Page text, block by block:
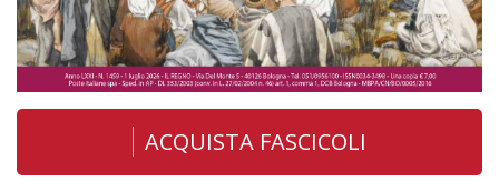
ACQUISTA FASCICOLI